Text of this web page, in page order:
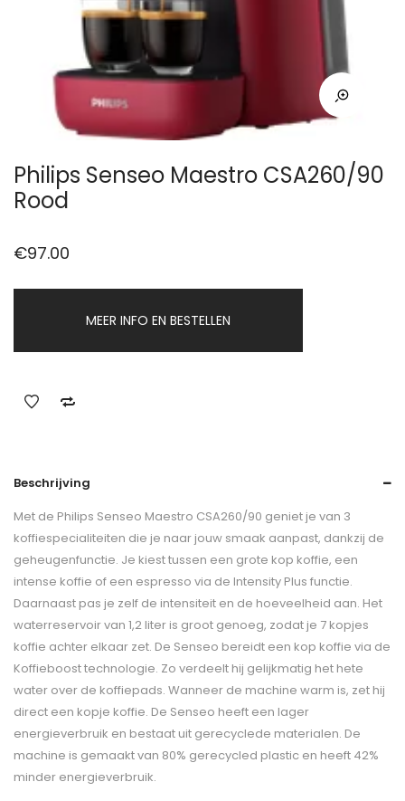
Philips Senseo Maestro CSA260/90
Rood
€97.00
MEER INFO EN BESTELLEN
Beschrijving
Met de Philips Senseo Maestro CSA260/90 geniet je van 3
koffiespecialiteiten die je naar jouw smaak aanpast, dankzij de
geheugenfunctie. Je kiest tussen een grote kop koffie, een
intense koffie of een espresso via de Intensity Plus functie.
Daarnaast pas je zelf de intensiteit en de hoeveelheid aan. Het
waterreservoir van 1,2 liter is groot genoeg, zodat je 7 kopjes
koffie achter elkaar zet. De Senseo bereidt een kop koffie via de
Koffieboost technologie. Zo verdeelt hij gelijkmatig het hete
water over de koffiepads. Wanneer de machine warm is, zet hij
direct een kopje koffie. De Senseo heeft een lager
energieverbruik en bestaat uit gerecyclede materialen. De
machine is gemaakt van 80% gerecycled plastic en heeft 42%
minder energieverbruik.